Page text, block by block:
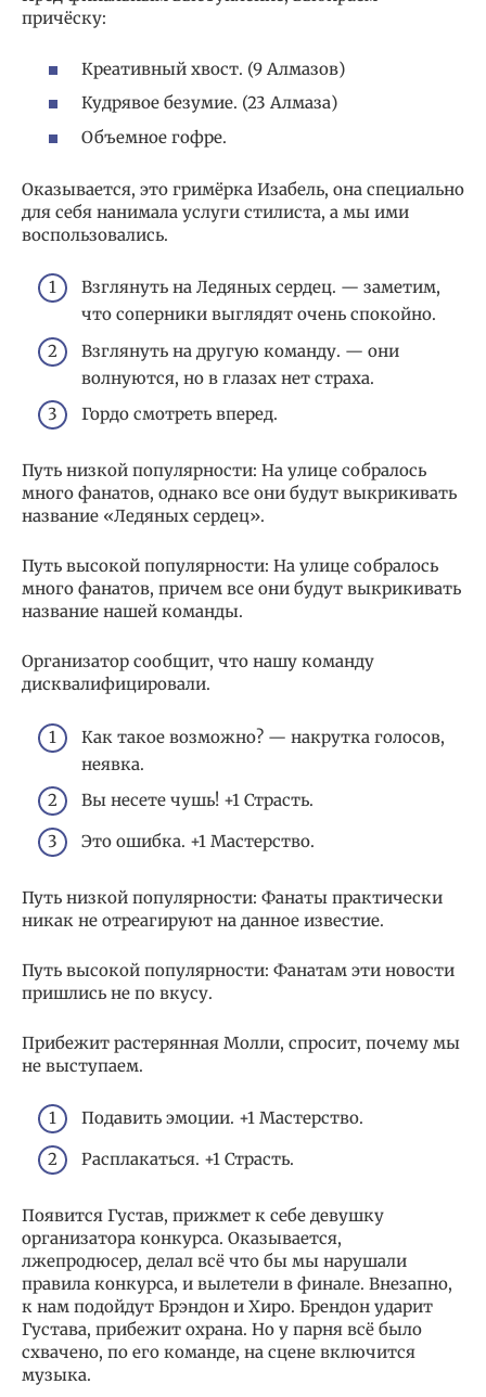
причёску:
Креативный хвост. (9 Алмазов)
Кудрявое безумие. (23 Алмаза)
Объемное гофре.
Оказывается, это гримёрка Изабель, она специально
для себя нанимала услуги стилиста, а мы ими
воспользовались.
Взглянуть на Ледяных сердец. — заметим,
что соперники выглядят очень спокойно.
Взглянуть на другую команду. — они
волнуются, но в глазах нет страха.
Гордо смотреть вперед.
Путь низкой популярности: На улице собралось
много фанатов, однако все они будут выкрикивать
название «Ледяных сердец».
Путь высокой популярности: На улице собралось
много фанатов, причем все они будут выкрикивать
название нашей команды.
Организатор сообщит, что нашу команду
дисквалифицировали.
Как такое возможно? — накрутка голосов,
неявка.
Вы несете чушь! +1 Страсть.
Это ошибка. +1 Мастерство.
Путь низкой популярности: Фанаты практически
никак не отреагируют на данное известие.
Путь высокой популярности: Фанатам эти новости
пришлись не по вкусу.
Прибежит растерянная Молли, спросит, почему мы
не выступаем.
Подавить эмоции. +1 Мастерство.
Расплакаться. +1 Страсть.
Появится Густав, прижмет к себе девушку
организатора конкурса. Оказывается,
лжепродюсер, делал всё что бы мы нарушали
правила конкурса, и вылетели в финале. Внезапно,
к нам подойдут Брэндон и Хиро. Брендон ударит
Густава, прибежит охрана. Но у парня всё было
схвачено, по его команде, на сцене включится
музыка.